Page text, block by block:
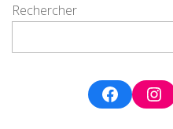
Rechercher